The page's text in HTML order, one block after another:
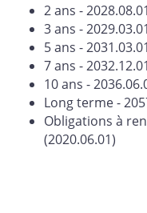
2 ans -
3 ans -
5 ans -
7 ans -
10 ans -
Long terme -
Obligations à
(2020.06.01)